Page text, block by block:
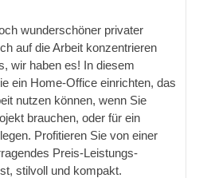
wunderschöner privater
auf die Arbeit konzentrieren
wir haben es! In diesem
ein Home-Office einrichten, das
nutzen können, wenn Sie
brauchen, oder für ein
Profitieren Sie von einer
Preis-Leistungs-
stilvoll und kompakt.